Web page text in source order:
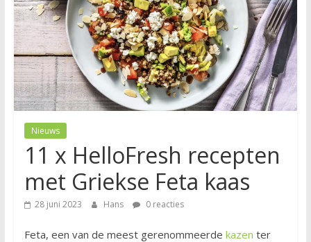
Nieuws
11 x HelloFresh recepten
met Griekse Feta kaas
28 juni 2023 Hans 0 reacties
Feta, een van de meest gerenommeerde kazen ter